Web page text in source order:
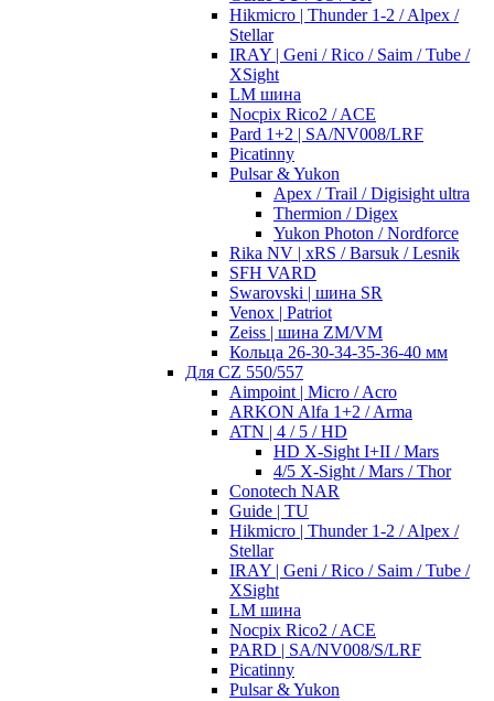
Hikmicro | Thunder 1-2 / Alpex /
Stellar
IRAY | Geni / Rico / Saim / Tube /
XSight
LM шина
Nocpix Rico2 / ACE
Pard 1+2 | SA/NV008/LRF
Picatinny
Pulsar & Yukon
Apex / Trail / Digisight ultra
Thermion / Digex
Yukon Photon / Nordforce
Rika NV | xRS / Barsuk / Lesnik
SFH VARD
Swarovski | шина SR
Venox | Patriot
Zeiss | шина ZM/VM
Кольца 26-30-34-35-36-40 мм
Для CZ 550/557
Aimpoint | Micro / Acro
ARKON Alfa 1+2 / Arma
ATN | 4 / 5 / HD
HD X-Sight I+II / Mars
4/5 X-Sight / Mars / Thor
Conotech NAR
Guide | TU
Hikmicro | Thunder 1-2 / Alpex /
Stellar
IRAY | Geni / Rico / Saim / Tube /
XSight
LM шина
Nocpix Rico2 / ACE
PARD | SA/NV008/S/LRF
Picatinny
Pulsar & Yukon